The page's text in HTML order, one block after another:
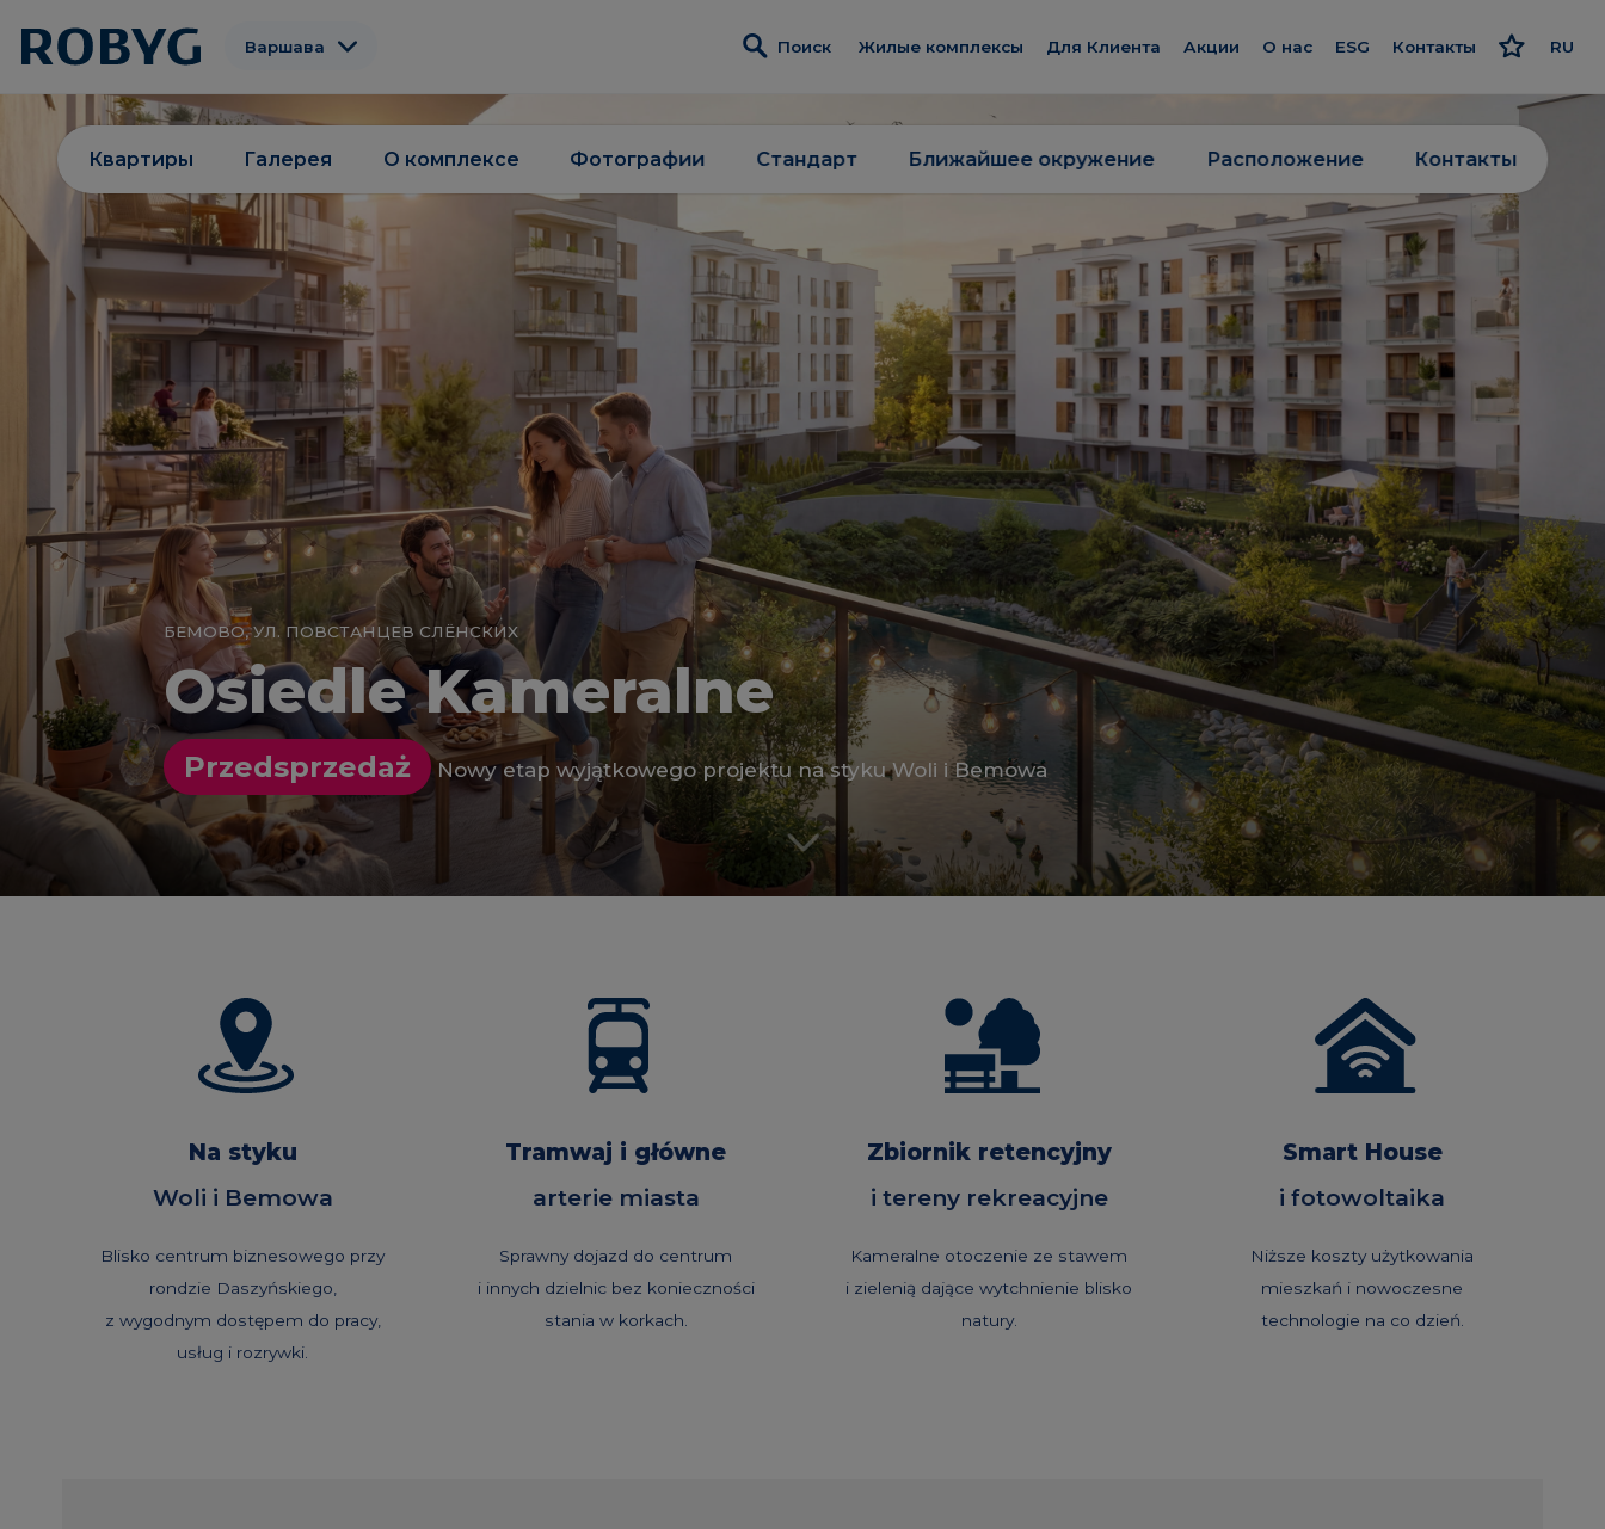
Варшава
Гданьск
Вроцлав
Познань
Gdynia
Łódź
Поиск Жилые комплексы
Metro Life
ЖK «Osiedle Kameralne»
ЖK «Rytm Mokotowa»
ЖK «Modern City»
Реализованные объекты
Коммерческая недвижимость
Для Клиента
Wykończenie pod klucz
Программа рекомендаций
Дисконтная карта
Защитник Клиентов
Дневник строительных
работ
Панель Клиента
Акции О нас
Познакомьтесь с нами
Мы даём больше
Smart House by Keemple
Купим участки
Компании группы
Для инвестора
Карьера
ESG
Ответственный подход
Стратегия и отчеты
Политика
Контакты RU
PL
БЕМОВО, УЛ. ПОВСТАНЦЕВ СЛЁНСКИХ
Osiedle Kameralne
Przedsprzedaż Nowy etap wyjątkowego projektu na styku Woli i Bemowa
Квартиры Галерея О комплексе Фотографии Стандарт Ближайшее окружение Расположение Контакты
Na styku
Woli i Bemowa
Blisko centrum biznesowego przy
rondzie Daszyńskiego,
z wygodnym dostępem do pracy,
usług i rozrywki.
Tramwaj i główne
arterie miasta
Sprawny dojazd do centrum
i innych dzielnic bez konieczności
stania w korkach.
Zbiornik retencyjny
i tereny rekreacyjne
Kameralne otoczenie ze stawem
i zielenią dające wytchnienie blisko
natury.
Smart House
i fotowoltaika
Niższe koszty użytkowania
mieszkań i nowoczesne
technologie na co dzień.